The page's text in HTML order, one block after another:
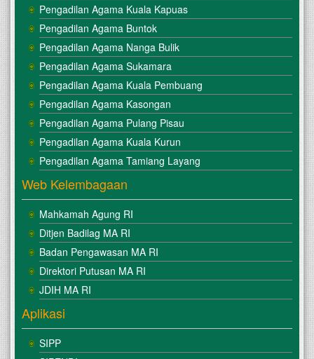
Pengadilan Agama Kuala Kapuas
Pengadilan Agama Buntok
Pengadilan Agama Nanga Bulik
Pengadilan Agama Sukamara
Pengadilan Agama Kuala Pembuang
Pengadilan Agama Kasongan
Pengadilan Agama Pulang Pisau
Pengadilan Agama Kuala Kurun
Pengadilan Agama Tamiang Layang
Web Kelembagaan
Mahkamah Agung RI
Ditjen Badilag MA RI
Badan Pengawasan MA RI
Direktori Putusan MA RI
JDIH MA RI
Aplikasi
SIPP